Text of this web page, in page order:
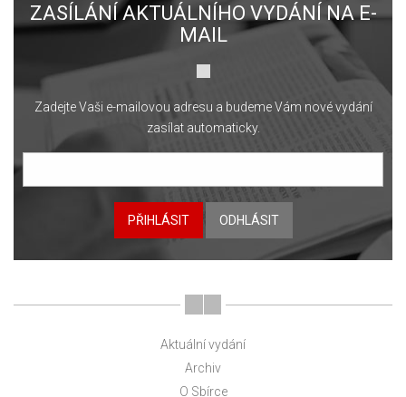
ZASÍLÁNÍ AKTUÁLNÍHO VYDÁNÍ NA E-
MAIL
Zadejte Vaši e-mailovou adresu a budeme Vám nové vydání
zasílat automaticky.
PŘIHLÁSIT ODHLÁSIT
Aktuální vydání
Archiv
O Sbírce